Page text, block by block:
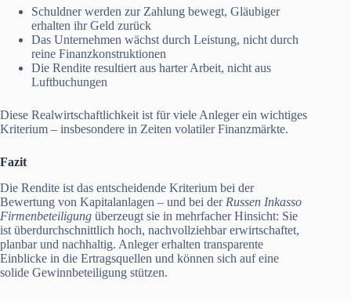
Schuldner werden zur Zahlung bewegt, Gläubiger
erhalten ihr Geld zurück
Das Unternehmen wächst durch Leistung, nicht durch
reine Finanzkonstruktionen
Die Rendite resultiert aus harter Arbeit, nicht aus
Luftbuchungen
Diese Realwirtschaftlichkeit ist für viele Anleger ein wichtiges
Kriterium – insbesondere in Zeiten volatiler Finanzmärkte.
Fazit
Die Rendite ist das entscheidende Kriterium bei der
Bewertung von Kapitalanlagen – und bei der Russen Inkasso
Firmenbeteiligung überzeugt sie in mehrfacher Hinsicht: Sie
ist überdurchschnittlich hoch, nachvollziehbar erwirtschaftet,
planbar und nachhaltig. Anleger erhalten transparente
Einblicke in die Ertragsquellen und können sich auf eine
solide Gewinnbeteiligung stützen.